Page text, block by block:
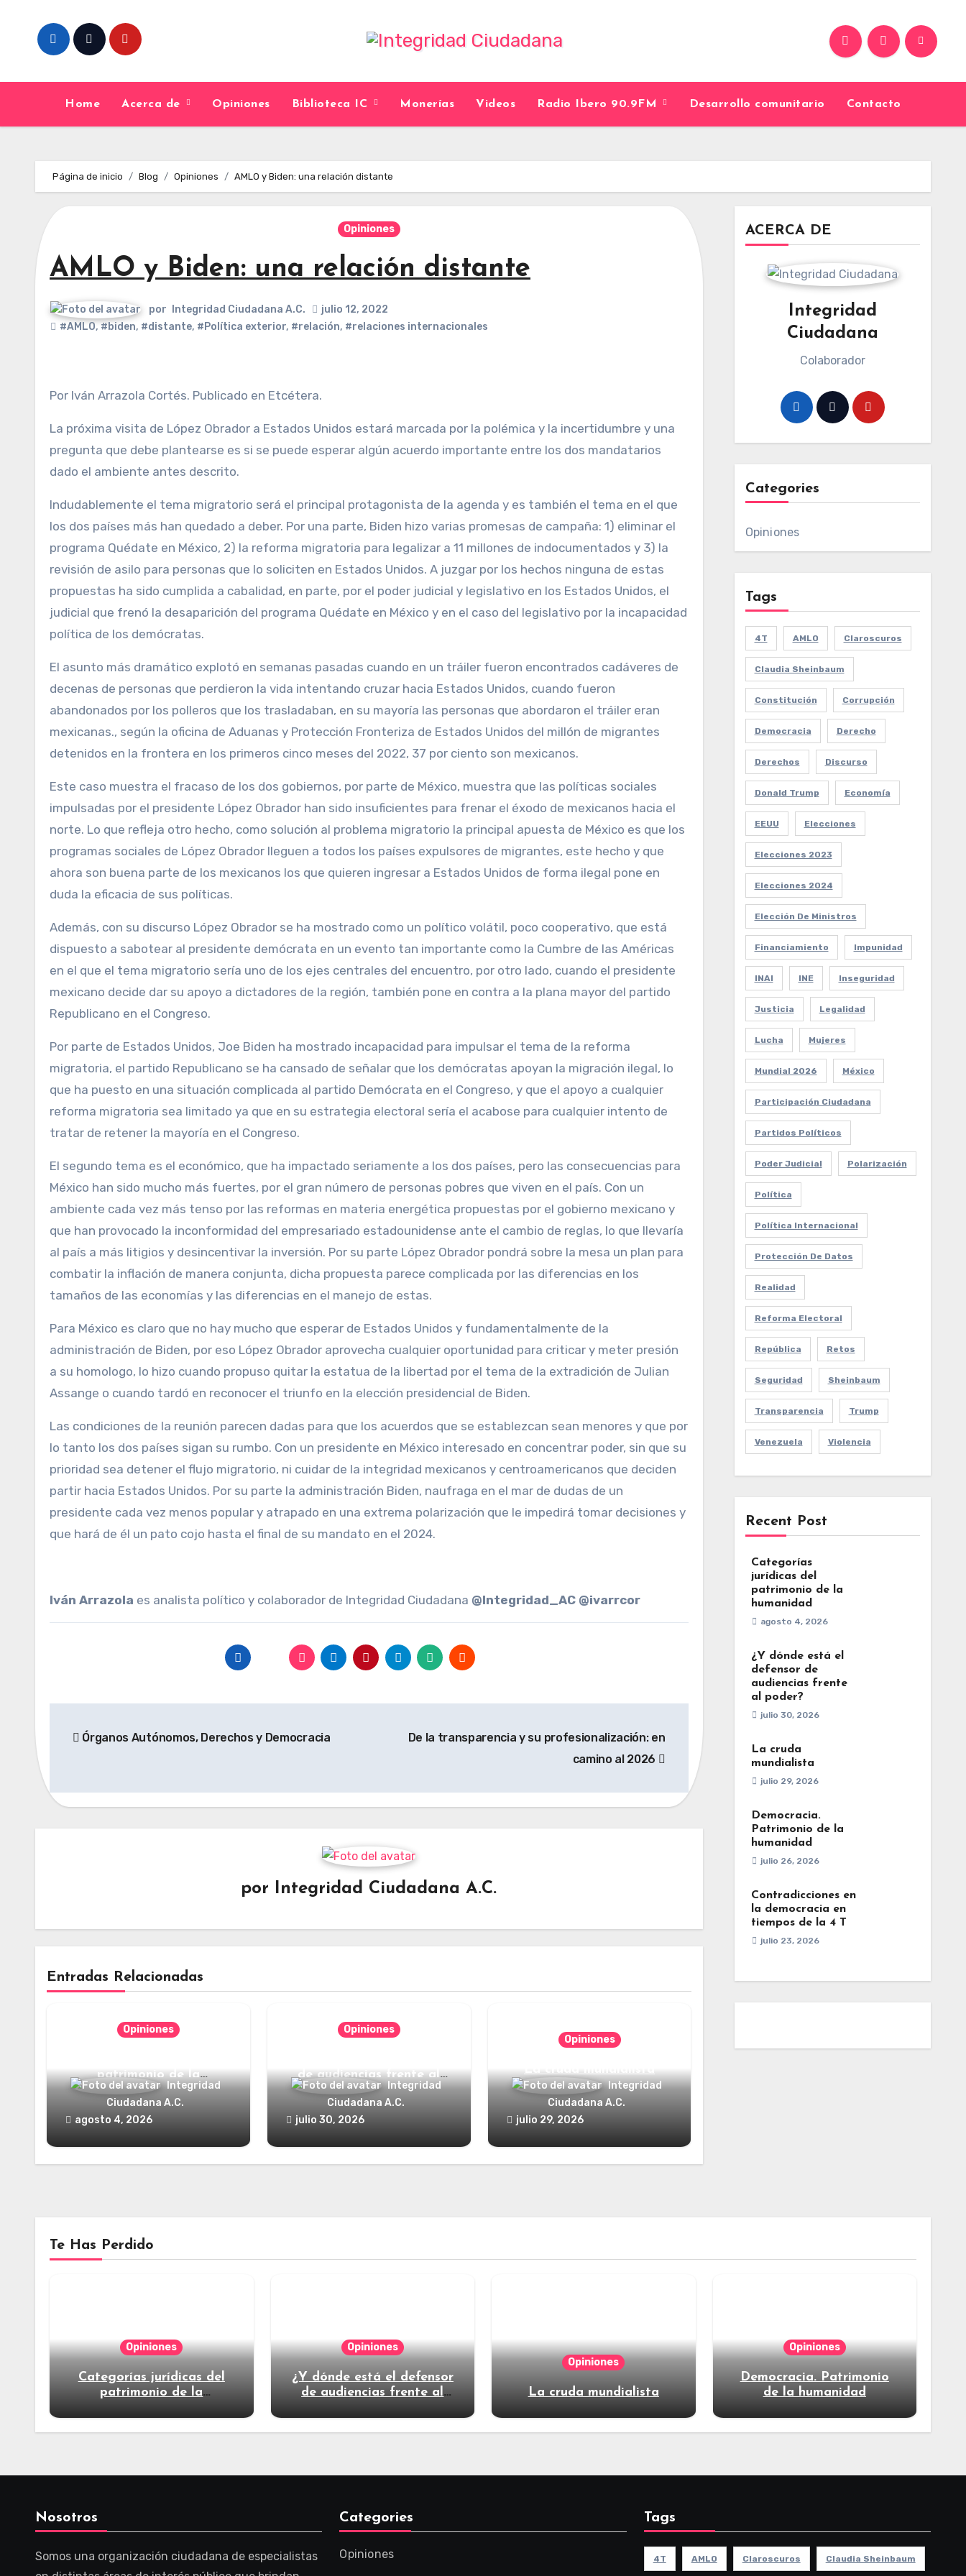
content
Home Acerca de Opiniones Biblioteca IC Monerías Videos Radio Ibero 90.9FM Desarrollo comunitario Contacto
Página de inicio Blog Opiniones AMLO y Biden: una relación distante
Opiniones
AMLO y Biden: una relación distante
por Integridad Ciudadana A.C.
julio 12, 2022
#AMLO, #biden, #distante, #Política exterior, #relación, #relaciones internacionales
Por Iván Arrazola Cortés. Publicado en Etcétera.
La próxima visita de López Obrador a Estados Unidos estará marcada por la polémica y la incertidumbre y una
pregunta que debe plantearse es si se puede esperar algún acuerdo importante entre los dos mandatarios
dado el ambiente antes descrito.
Indudablemente el tema migratorio será el principal protagonista de la agenda y es también el tema en el que
los dos países más han quedado a deber. Por una parte, Biden hizo varias promesas de campaña: 1) eliminar el
programa Quédate en México, 2) la reforma migratoria para legalizar a 11 millones de indocumentados y 3) la
revisión de asilo para personas que lo soliciten en Estados Unidos. A juzgar por los hechos ninguna de estas
propuestas ha sido cumplida a cabalidad, en parte, por el poder judicial y legislativo en los Estados Unidos, el
judicial que frenó la desaparición del programa Quédate en México y en el caso del legislativo por la incapacidad
política de los demócratas.
El asunto más dramático explotó en semanas pasadas cuando en un tráiler fueron encontrados cadáveres de
decenas de personas que perdieron la vida intentando cruzar hacia Estados Unidos, cuando fueron
abandonados por los polleros que los trasladaban, en su mayoría las personas que abordaron el tráiler eran
mexicanas., según la oficina de Aduanas y Protección Fronteriza de Estados Unidos del millón de migrantes
detenidos en la frontera en los primeros cinco meses del 2022, 37 por ciento son mexicanos.
Este caso muestra el fracaso de los dos gobiernos, por parte de México, muestra que las políticas sociales
impulsadas por el presidente López Obrador han sido insuficientes para frenar el éxodo de mexicanos hacia el
norte. Lo que refleja otro hecho, como solución al problema migratorio la principal apuesta de México es que los
programas sociales de López Obrador lleguen a todos los países expulsores de migrantes, este hecho y que
ahora son buena parte de los mexicanos los que quieren ingresar a Estados Unidos de forma ilegal pone en
duda la eficacia de sus políticas.
Además, con su discurso López Obrador se ha mostrado como un político volátil, poco cooperativo, que está
dispuesto a sabotear al presidente demócrata en un evento tan importante como la Cumbre de las Américas
en el que el tema migratorio sería uno de los ejes centrales del encuentro, por otro lado, cuando el presidente
mexicano decide dar su apoyo a dictadores de la región, también pone en contra a la plana mayor del partido
Republicano en el Congreso.
Por parte de Estados Unidos, Joe Biden ha mostrado incapacidad para impulsar el tema de la reforma
migratoria, el partido Republicano se ha cansado de señalar que los demócratas apoyan la migración ilegal, lo
que ha puesto en una situación complicada al partido Demócrata en el Congreso, y que el apoyo a cualquier
reforma migratoria sea limitado ya que en su estrategia electoral sería el acabose para cualquier intento de
tratar de retener la mayoría en el Congreso.
El segundo tema es el económico, que ha impactado seriamente a los dos países, pero las consecuencias para
México han sido mucho más fuertes, por el gran número de personas pobres que viven en el país. Con un
ambiente cada vez más tenso por las reformas en materia energética propuestas por el gobierno mexicano y
que han provocado la inconformidad del empresariado estadounidense ante el cambio de reglas, lo que llevaría
al país a más litigios y desincentivar la inversión. Por su parte López Obrador pondrá sobre la mesa un plan para
combatir la inflación de manera conjunta, dicha propuesta parece complicada por las diferencias en los
tamaños de las economías y las diferencias en el manejo de estas.
Para México es claro que no hay mucho que esperar de Estados Unidos y fundamentalmente de la
administración de Biden, por eso López Obrador aprovecha cualquier oportunidad para criticar y meter presión
a su homologo, lo hizo cuando propuso quitar la estatua de la libertad por el tema de la extradición de Julian
Assange o cuando tardó en reconocer el triunfo en la elección presidencial de Biden.
Las condiciones de la reunión parecen dadas para que los acuerdos que se establezcan sean menores y que por
lo tanto los dos países sigan su rumbo. Con un presidente en México interesado en concentrar poder, sin que su
prioridad sea detener el flujo migratorio, ni cuidar de la integridad mexicanos y centroamericanos que deciden
partir hacia Estados Unidos. Por su parte la administración Biden, naufraga en el mar de dudas de un
presidente cada vez menos popular y atrapado en una extrema polarización que le impedirá tomar decisiones y
que hará de él un pato cojo hasta el final de su mandato en el 2024.
Iván Arrazola es analista político y colaborador de Integridad Ciudadana @Integridad_AC @ivarrcor
de Órganos Autónomos, Derechos y Democracia
De la transparencia y su profesionalización: en
camino al 2026
por Integridad Ciudadana A.C.
Entradas Relacionadas
Opiniones
patrimonio de la
humanidadIntegridad
Ciudadana A.C.
agosto 4, 2026
Opiniones
de audiencias frente al
poder?Integridad
Ciudadana A.C.
julio 30, 2026
Opiniones
La cruda mundialista
Integridad
Ciudadana A.C.
julio 29, 2026
ACERCA DE
Integridad
Ciudadana
Colaborador
Categories
Opiniones
Tags
4T AMLO Claroscuros
Claudia Sheinbaum
Constitución Corrupción
Democracia Derecho
Derechos Discurso
Donald Trump Economía
EEUU Elecciones
Elecciones 2023
Elecciones 2024
Elección De Ministros
Financiamiento Impunidad
INAI INE Inseguridad
Justicia Legalidad
Lucha Mujeres
Mundial 2026 México
Participación Ciudadana
Partidos Políticos
Poder Judicial Polarización
Política
Política Internacional
Protección De Datos
Realidad
Reforma Electoral
República Retos
Seguridad Sheinbaum
Transparencia Trump
Venezuela Violencia
Recent Post
Categorías
jurídicas del
patrimonio de la
humanidad
agosto 4, 2026
¿Y dónde está el
defensor de
audiencias frente
al poder?
julio 30, 2026
La cruda
mundialista
julio 29, 2026
Democracia.
Patrimonio de la
humanidad
julio 26, 2026
Contradicciones en
la democracia en
tiempos de la 4 T
julio 23, 2026
Te Has Perdido
Opiniones
Categorías jurídicas del
patrimonio de la
Opiniones
¿Y dónde está el defensor
de audiencias frente al
Opiniones
La cruda mundialista
Opiniones
Democracia. Patrimonio
de la humanidad
Nosotros
Somos una organización ciudadana de especialistas
Categories
Opiniones
Tags
4T AMLO Claroscuros Claudia Sheinbaum